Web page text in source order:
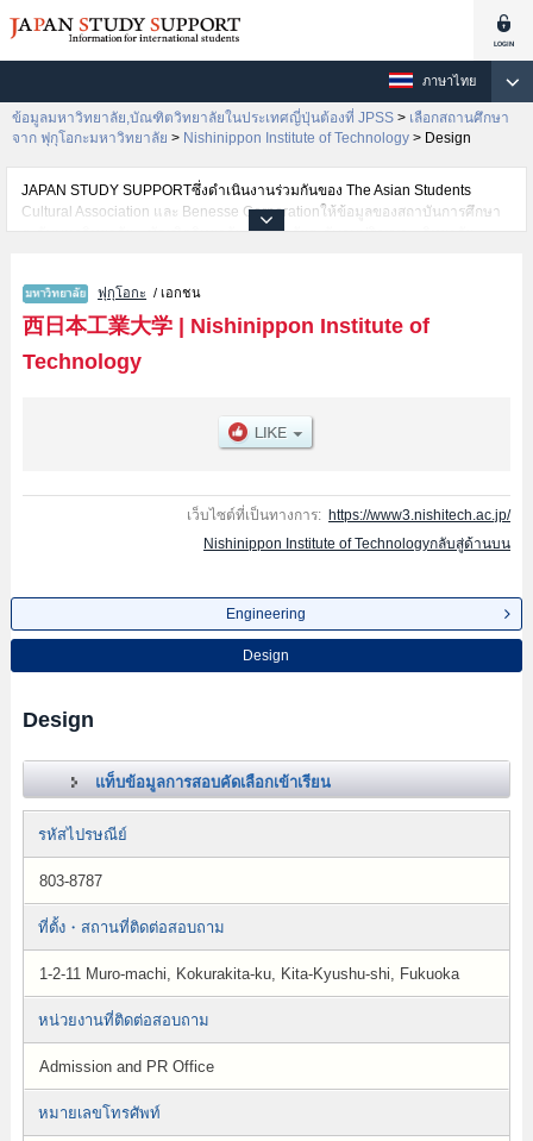
ภาษาไทย
ข้อมูลมหาวิทยาลัย,บัณฑิตวิทยาลัยในประเทศญี่ปุ่นต้องที่ JPSS > เลือกสถานศึกษา
จาก ฟุกุโอกะมหาวิทยาลัย > Nishinippon Institute of Technology > Design
JAPAN STUDY SUPPORTซึ่งดำเนินงานร่วมกันของ The Asian Students
Cultural Association และ Benesse Corporationให้ข้อมูลของสถาบันการศึกษา
ระดับมหาวิทยาลัย・บัณฑิตวิทยาลัย・วิทยาลัยระดับอนุปริญญา・วิทยาลัย
สำหรับนักศึกษาต่างชาติเช่นข้อมูลของแต่ละคณะ,ข้อมูลการสอบคัดเลือกเข้า
ศึกษาเช่นจำนวนคนที่รับสมัครหรือจำนวนคนที่ผ่านการสอบคัดเลือก
เป็นต้น,แนะนำสถานที่,การเดินทางเป็นต้นไว้ด้วยดังนั้นขอเชิญใช้บริการค้นหา
ข้อมูลตามอัธยาศัย
ฟุกุโอกะ / เอกชน
西日本工業大学| Nishinippon Institute of
Technology
เว็บไซต์ที่เป็นทางการ: https://www3.nishitech.ac.jp/
Nishinippon Institute of Technologyกลับสู่ด้านบน
Engineering
Design
Design
แท็บข้อมูลการสอบคัดเลือกเข้าเรียน
รหัสไปรษณีย์
803-8787
ที่ตั้ง・สถานที่ติดต่อสอบถาม
1-2-11 Muro-machi, Kokurakita-ku, Kita-Kyushu-shi, Fukuoka
หน่วยงานที่ติดต่อสอบถาม
Admission and PR Office
หมายเลขโทรศัพท์